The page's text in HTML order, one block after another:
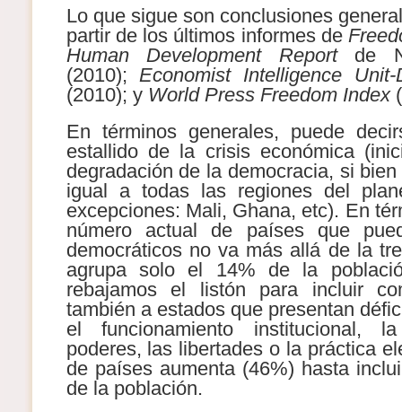
Lo que sigue son conclusiones
partir de los últimos informes de
Human Development Reportde
(2010); Economist Intelligence Unit-
(2010); y World Press Freedom Index
En términos generales, puede
estallido de la crisis económica
degradación de la democracia, si
igual a todas las regiones del
excepciones: Mali, Ghana, etc). En
número actual de países que
democráticos no va más allá de la
agrupa solo el 14% de la
rebajamos el listón para incluir
también a estados que presentan
el funcionamiento institucional,
poderes, las libertades o la práctica
de países aumenta (46%) hasta
de la población.